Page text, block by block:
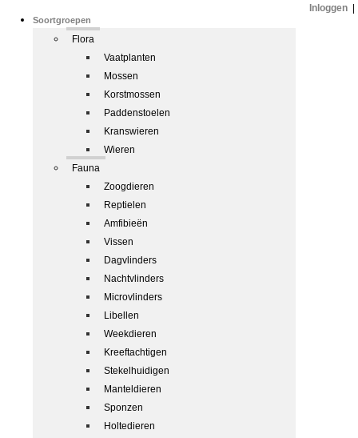
Soortgroepen
Flora
Vaatplanten
Mossen
Korstmossen
Paddenstoelen
Kranswieren
Wieren
Fauna
Zoogdieren
Reptielen
Amfibieën
Vissen
Dagvlinders
Nachtvlinders
Microvlinders
Libellen
Weekdieren
Kreeftachtigen
Stekelhuidigen
Manteldieren
Sponzen
Holtedieren
Inloggen